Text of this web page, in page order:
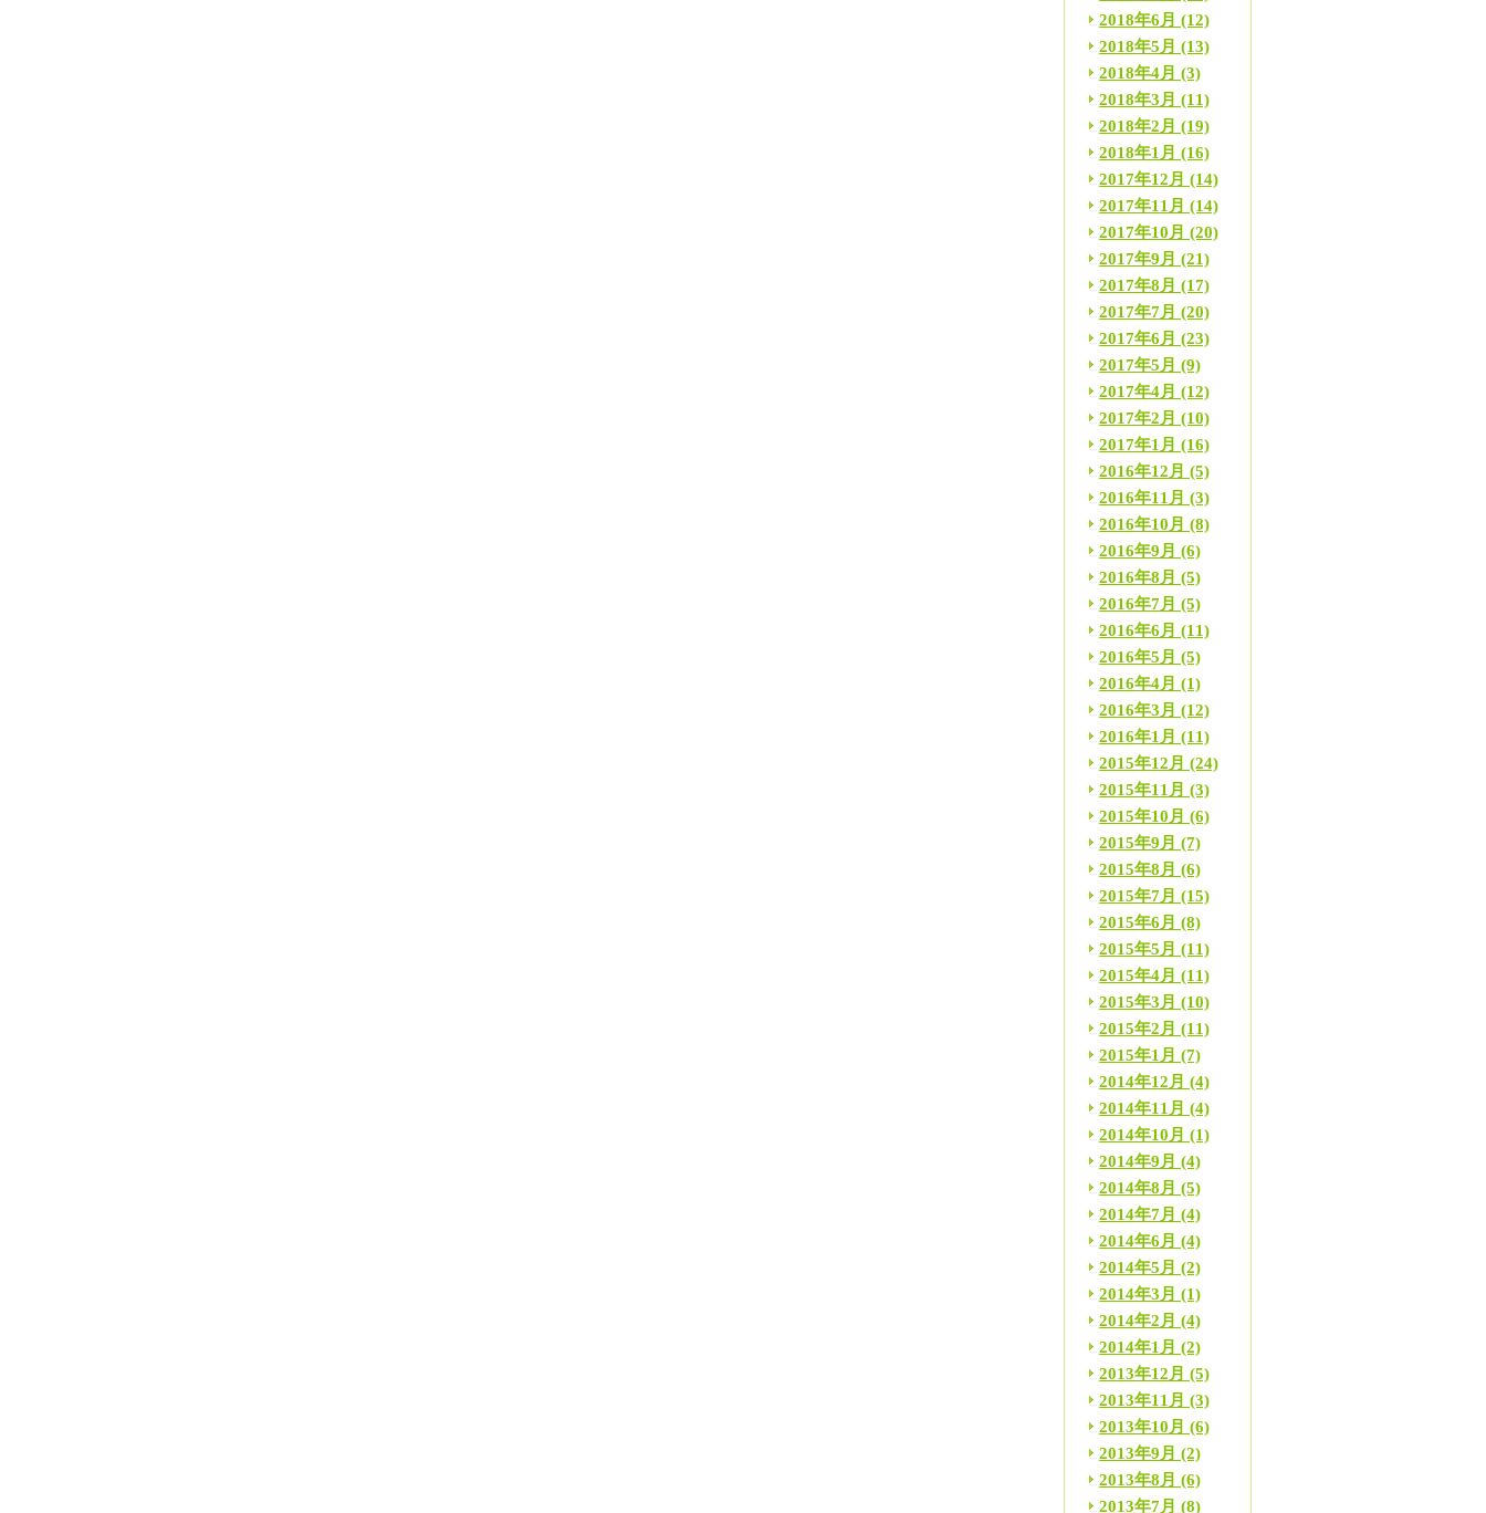
2018年6月 (12)
2018年5月 (13)
2018年4月 (3)
2018年3月 (11)
2018年2月 (19)
2018年1月 (16)
2017年12月 (14)
2017年11月 (14)
2017年10月 (20)
2017年9月 (21)
2017年8月 (17)
2017年7月 (20)
2017年6月 (23)
2017年5月 (9)
2017年4月 (12)
2017年2月 (10)
2017年1月 (16)
2016年12月 (5)
2016年11月 (3)
2016年10月 (8)
2016年9月 (6)
2016年8月 (5)
2016年7月 (5)
2016年6月 (11)
2016年5月 (5)
2016年4月 (1)
2016年3月 (12)
2016年1月 (11)
2015年12月 (24)
2015年11月 (3)
2015年10月 (6)
2015年9月 (7)
2015年8月 (6)
2015年7月 (15)
2015年6月 (8)
2015年5月 (11)
2015年4月 (11)
2015年3月 (10)
2015年2月 (11)
2015年1月 (7)
2014年12月 (4)
2014年11月 (4)
2014年10月 (1)
2014年9月 (4)
2014年8月 (5)
2014年7月 (4)
2014年6月 (4)
2014年5月 (2)
2014年3月 (1)
2014年2月 (4)
2014年1月 (2)
2013年12月 (5)
2013年11月 (3)
2013年10月 (6)
2013年9月 (2)
2013年8月 (6)
2013年7月 (8)